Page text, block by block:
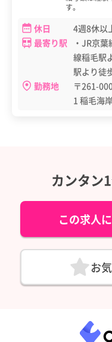
す。
休日
4週8休以
最寄り駅
・JR京
線稲毛駅
駅より徒
勤務地
〒261-
1 稲毛海
カンタン
この求人
お